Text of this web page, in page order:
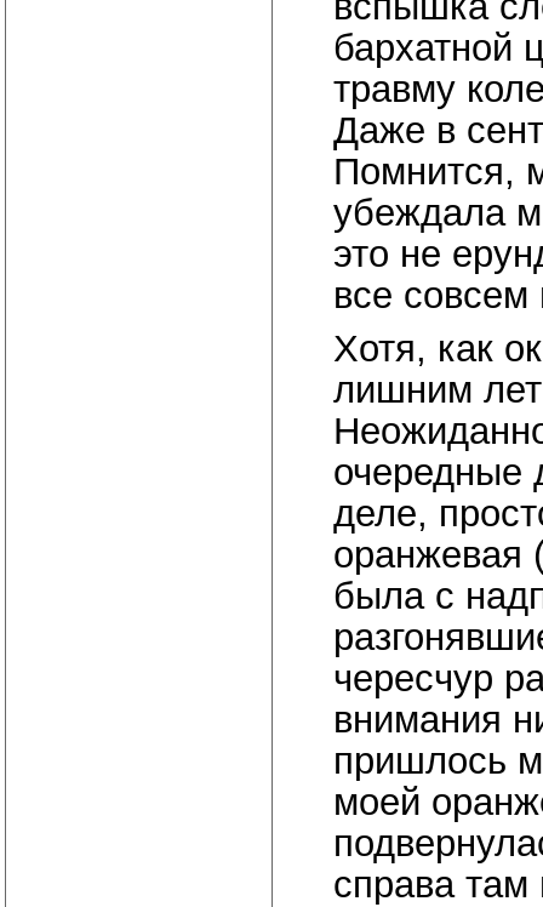
бархатной
травму
Даже в
Помнится,
убеждала
это не
все
Хотя, как
лишним
очередные
деле,
оранжевая
была с
чересчур
внимания
пришлось
моей
справа там